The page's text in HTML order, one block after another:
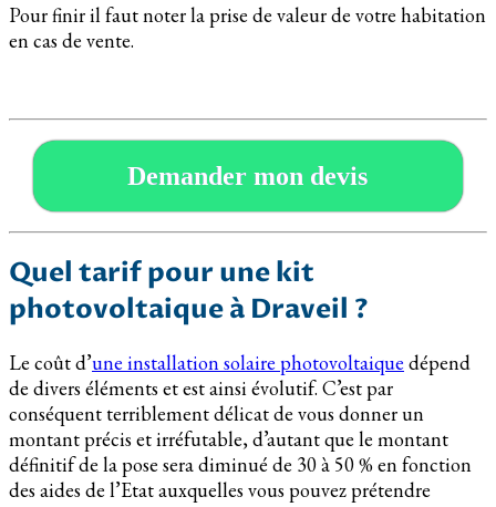
Pour finir il faut noter la prise de valeur de votre habitation
en cas de vente.
Demander mon devis
Quel tarif pour une kit
photovoltaique à Draveil ?
Le coût d’une installation solaire photovoltaique dépend
de divers éléments et est ainsi évolutif. C’est par
conséquent terriblement délicat de vous donner un
montant précis et irréfutable, d’autant que le montant
définitif de la pose sera diminué de 30 à 50 % en fonction
des aides de l’Etat auxquelles vous pouvez prétendre